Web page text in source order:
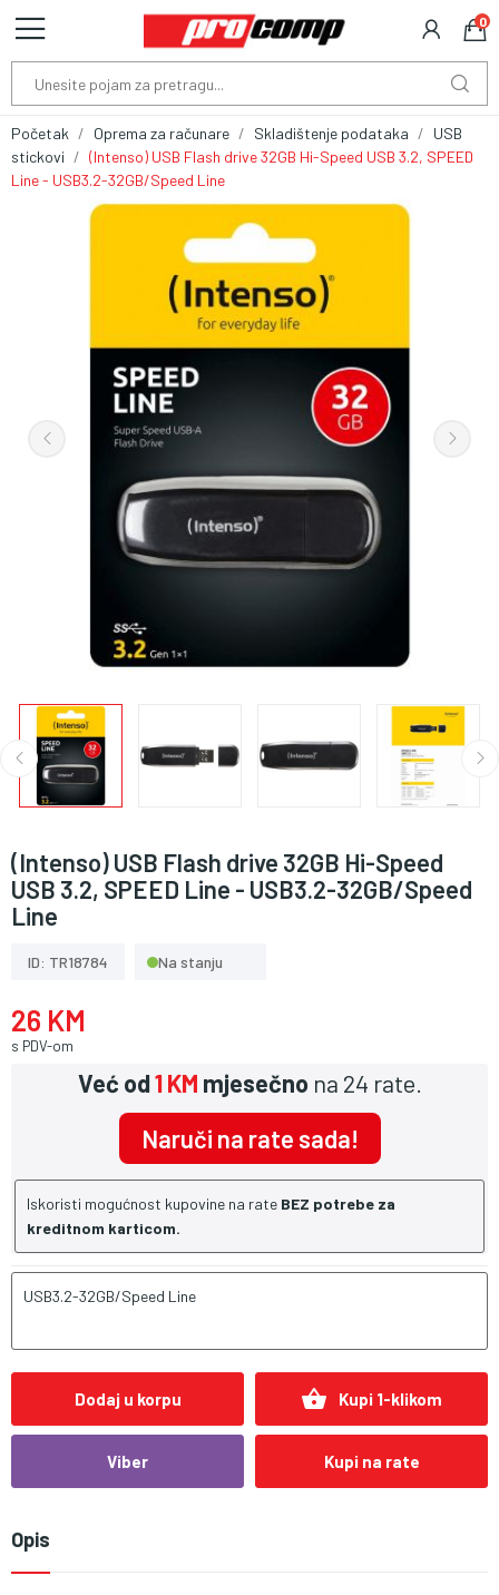
0
Početak Oprema za računare Skladištenje podataka
USB
stickovi
(Intenso) USB Flash drive 32GB Hi-Speed USB 3.2, SPEED
Line - USB3.2-32GB/Speed Line
(Intenso) USB Flash drive 32GB Hi-Speed
USB 3.2, SPEED Line - USB3.2-32GB/Speed
Line
ID: TR18784 Na stanju
26 KM
s PDV-om
Već od1 KM mjesečno na 24 rate.
Naruči na rate sada!
Iskoristi mogućnost kupovine na rate BEZ potrebe za
kreditnom karticom.
USB3.2-32GB/Speed Line
Dodaj u korpu shopping_basket Kupi 1-klikom
Viber Kupi na rate
Opis